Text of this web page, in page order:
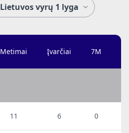
Metimai Įvarčiai 7M
11 6 0